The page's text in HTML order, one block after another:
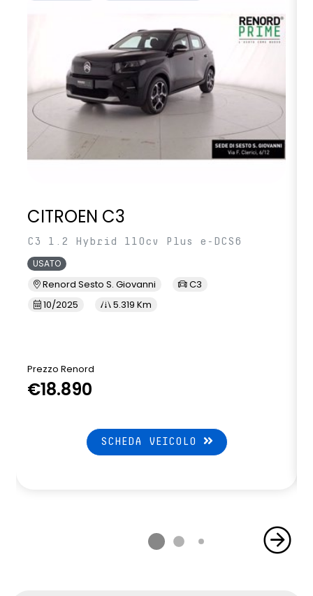
Volante regolabile in altezza e profondità
CITROEN C3
C3 1.2 Hybrid 110cv Plus e-DCS6
USATO
Renord Sesto S. Giovanni
C3
10/2025
5.319 Km
Prezzo Renord
€18.890
SCHEDA VEICOLO